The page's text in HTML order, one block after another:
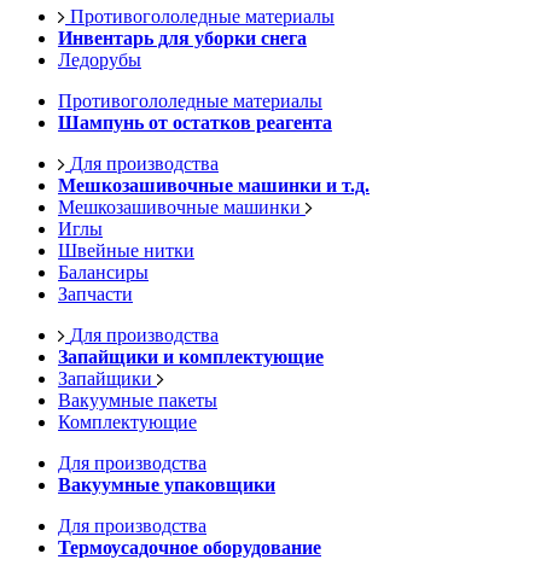
Противогололедные материалы
Инвентарь для уборки снега
Ледорубы
Противогололедные материалы
Шампунь от остатков реагента
Для производства
Мешкозашивочные машинки и т.д.
Мешкозашивочные машинки
Иглы
Швейные нитки
Балансиры
Запчасти
Для производства
Запайщики и комплектующие
Запайщики
Вакуумные пакеты
Комплектующие
Для производства
Вакуумные упаковщики
Для производства
Термоусадочное оборудование